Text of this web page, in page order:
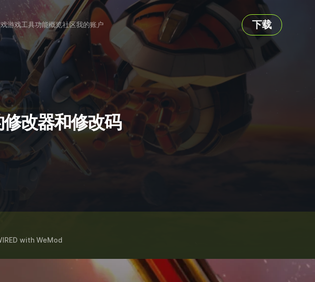
游戏工具功能概览社区我的账户 下载
改器和修改码
with WeMod